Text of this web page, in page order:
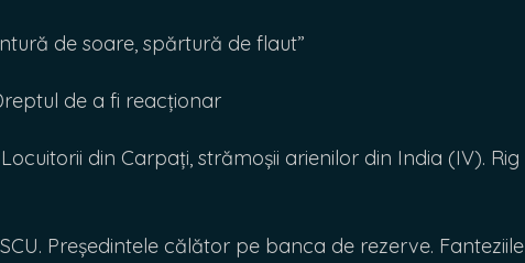
de soare, spărtură de flaut”
de a fi reacționar
din Carpați, strămoșii arienilor din India (IV). Rig
Președintele călător pe banca de rezerve. Fanteziile